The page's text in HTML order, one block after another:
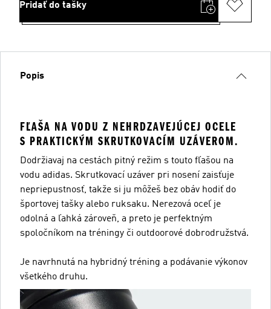
Pridať do tašky
Popis
FĽAŠA NA VODU Z NEHRDZAVEJÚCEJ OCELE
S PRAKTICKÝM SKRUTKOVACÍM UZÁVEROM.
Dodržiavaj na cestách pitný režim s touto fľašou na
vodu adidas. Skrutkovací uzáver pri nosení zaisťuje
nepriepustnosť, takže si ju môžeš bez obáv hodiť do
športovej tašky alebo ruksaku. Nerezová oceľ je
odolná a ľahká zároveň, a preto je perfektným
spoločníkom na tréningy či outdoorové dobrodružstvá.
Je navrhnutá na hybridný tréning a podávanie výkonov
všetkého druhu.